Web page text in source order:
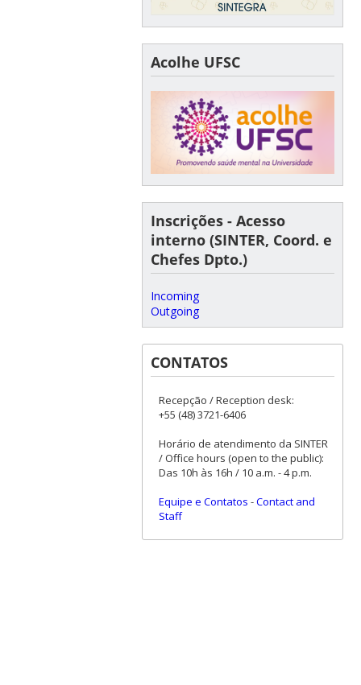
Acolhe UFSC
Inscrições - Acesso
interno (SINTER, Coord. e
Chefes Dpto.)
Incoming
Outgoing
CONTATOS
Recepção / Reception desk:
+55 (48) 3721-6406
Horário de atendimento da SINTER
/ Office hours (open to the public):
Das 10h às 16h / 10 a.m. - 4 p.m.
Equipe e Contatos -Contact and
Staff